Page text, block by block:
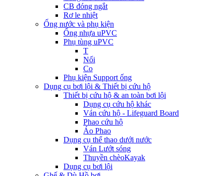
CB đóng ngắt
Rơ le nhiệt
Ống nước và phụ kiện
Ống nhựa uPVC
Phụ tùng uPVC
T
Nối
Co
Phụ kiện Support ống
Dụng cụ bơi lội & Thiết bị cứu hộ
Thiết bị cứu hộ & an toàn bơi lội
Dụng cụ cứu hộ khác
Ván cứu hộ - Lifeguard Board
Phao cứu hộ
Áo Phao
Dụng cụ thể thao dưới nước
Ván Lướt sóng
Thuyền chèoKayak
Dụng cụ bơi lội